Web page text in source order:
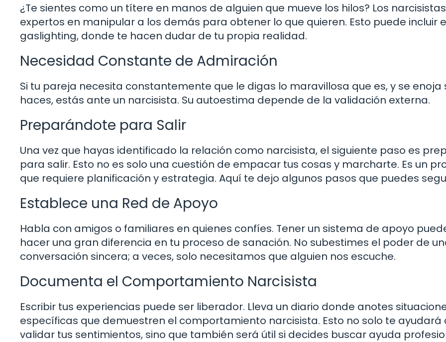
¿Te sientes como un títere en manos de alguien que mueve los hilos? Los
expertos en manipular a los demás para obtener lo que quieren. Esto puede incluir
gaslighting, donde te hacen dudar de tu propia realidad.
Necesidad Constante de Admiración
Si tu pareja necesita constantemente que le digas lo maravillosa que es, y se enoja
haces, estás ante un narcisista. Su autoestima depende de la validación externa.
Preparándote para Salir
Una vez que hayas identificado la relación como narcisista, el siguiente paso es
para salir. Esto no es solo una cuestión de empacar tus cosas y marcharte. Es un
que requiere planificación y estrategia. Aquí te dejo algunos pasos que puedes
Establece una Red de Apoyo
Habla con amigos o familiares en quienes confíes. Tener un sistema de apoyo
hacer una gran diferencia en tu proceso de sanación. No subestimes el poder de
conversación sincera; a veces, solo necesitamos que alguien nos escuche.
Documenta el Comportamiento Narcisista
Escribir tus experiencias puede ser liberador. Lleva un diario donde anotes
específicas que demuestren el comportamiento narcisista. Esto no solo te ayudará
validar tus sentimientos, sino que también será útil si decides buscar ayuda